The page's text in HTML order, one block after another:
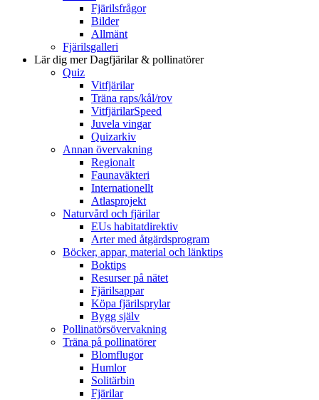
Fjärilsfrågor
Bilder
Allmänt
Fjärilsgalleri
Lär dig merDagfjärilar & pollinatörer
Quiz
Vitfjärilar
Träna raps/kål/rov
VitfjärilarSpeed
Juvela vingar
Quizarkiv
Annan övervakning
Regionalt
Faunaväkteri
Internationellt
Atlasprojekt
Naturvård och fjärilar
EUs habitatdirektiv
Arter med åtgärdsprogram
Böcker, appar, material och länktips
Boktips
Resurser på nätet
Fjärilsappar
Köpa fjärilsprylar
Bygg själv
Pollinatörsövervakning
Träna på pollinatörer
Blomflugor
Humlor
Solitärbin
Fjärilar